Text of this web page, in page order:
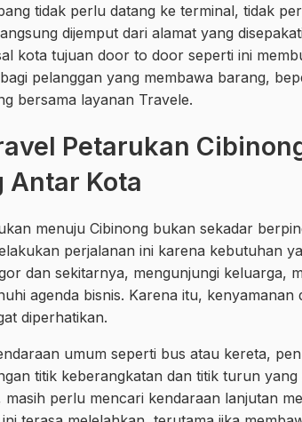
tidak perlu datang ke terminal, tidak
dijemput dari alamat yang
kota tujuan door to door seperti ini
pelanggan yang membawa barang,
bersama layanan Travele.
Petarukan
Antar Kota
menuju Cibinong bukan sekadar
perjalanan ini karena kebutuhan
dan sekitarnya, mengunjungi keluarga,
agenda bisnis. Karena itu, kenyamanan
diperhatikan.
umum seperti bus atau kereta,
titik keberangkatan dan titik turun
perlu mencari kendaraan lanjutan